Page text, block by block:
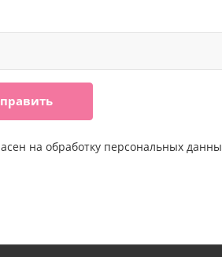
на обработку персональных